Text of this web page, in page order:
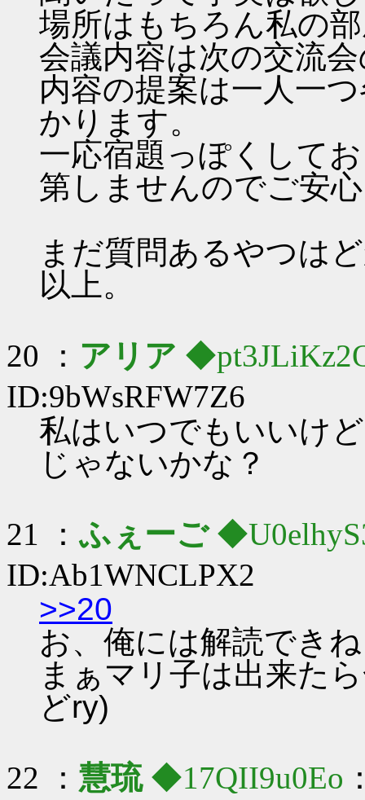
場所はもちろん私の
会議内容は次の交流
内容の提案は一人一
かります。
一応宿題っぽくして
第しませんのでご安
まだ質問あるやつは
以上。
20 ： アリア
ID:9bWsRFW7Z6
私はいつでもいいけ
じゃないかな？
21 ：ふぇーご
ID:Ab1WNCLPX2
>>20
お、俺には解読でき
まぁマリ子は出来た
どry)
22 ： 慧琉◆17QII9u0Eo